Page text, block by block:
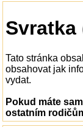
Svratka
Tato stránka
obsahovat jak
vydat.
Pokud máte
ostatním